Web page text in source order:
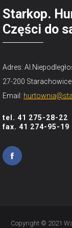
Starkop.
Części do
Adres:
27-200 Starachowice
Email:
tel. 41 275-28-22
fax. 41 274-95-19
Copyright © 2021